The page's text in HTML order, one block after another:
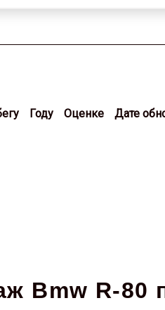
Году Оценке Дате
Bmw R-80